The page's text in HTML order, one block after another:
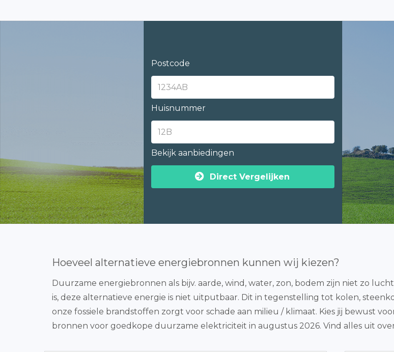
Postcode
Huisnummer
Bekijk aanbiedingen
Direct Vergelijken
Hoeveel alternatieve energiebronnen kunnen wij kiezen?
Duurzame energiebronnen als bijv. aarde, wind, water, zon, bodem zijn niet zo
is, deze alternatieve energie is niet uitputbaar. Dit in tegenstelling tot kolen,
onze fossiele brandstoffen zorgt voor schade aan milieu / klimaat. Kies jij bewust
bronnen voor goedkope duurzame elektriciteit in augustus 2026. Vind alles uit